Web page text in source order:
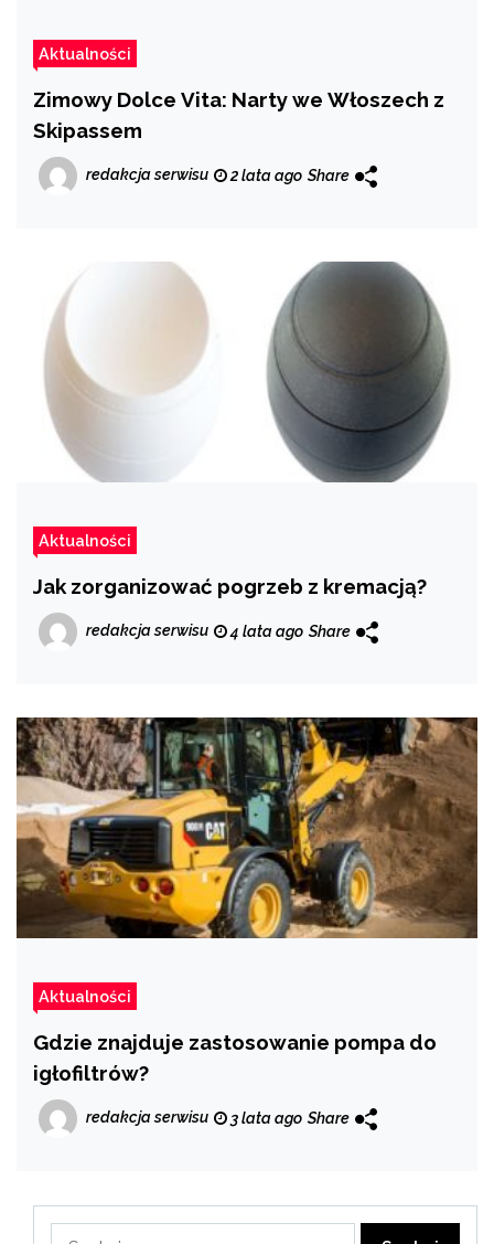
Aktualności
Zimowy Dolce Vita: Narty we Włoszech z
Skipassem
redakcja serwisu 2 lata ago Share
Aktualności
Jak zorganizować pogrzeb z kremacją?
redakcja serwisu 4 lata ago Share
Aktualności
Gdzie znajduje zastosowanie pompa do
igłofiltrów?
redakcja serwisu 3 lata ago Share